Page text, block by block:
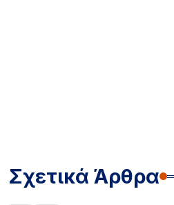
Σχετικά Άρθρα